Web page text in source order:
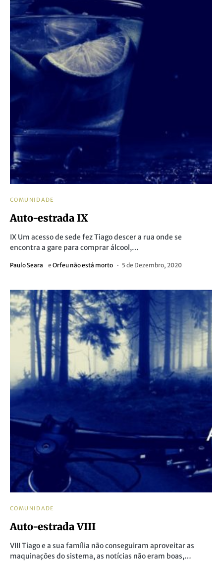
COMUNIDADE
Auto-estrada IX
IX Um acesso de sede fez Tiago descer a rua onde se
encontra a gare para comprar álcool,…
Paulo Seara e Orfeu não está morto 5 de Dezembro, 2020
COMUNIDADE
Auto-estrada VIII
VIII Tiago e a sua família não conseguiram aproveitar as
maquinações do sistema, as notícias não eram boas,…